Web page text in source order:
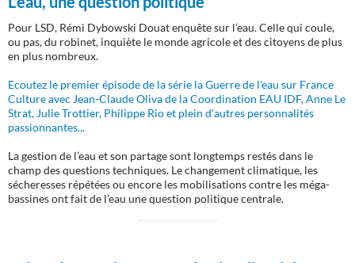
Pour LSD, Rémi Dybowski Douat enquête sur l’eau. Celle qui coule,
ou pas, du robinet, inquiète le monde agricole et des citoyens de plus
en plus nombreux.
Ecoutez le premier épisode de la série la Guerre de l'eau sur France
Culture avec Jean-Claude Oliva de la Coordination EAU IDF, Anne Le
Strat, Julie Trottier, Philippe Rio et plein d'autres personnalités
passionnantes...
La gestion de l’eau et son partage sont longtemps restés dans le
champ des questions techniques. Le changement climatique, les
sécheresses répétées ou encore les mobilisations contre les méga-
bassines ont fait de l’eau une question politique centrale.